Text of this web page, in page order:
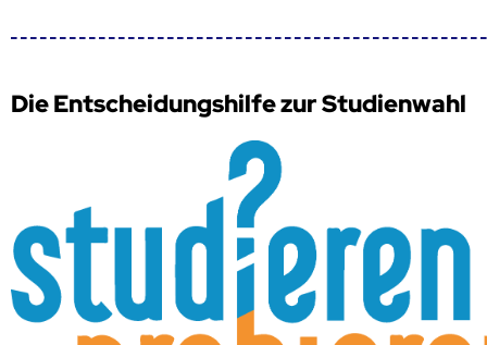
Die Entscheidungshilfe zur Studienwahl